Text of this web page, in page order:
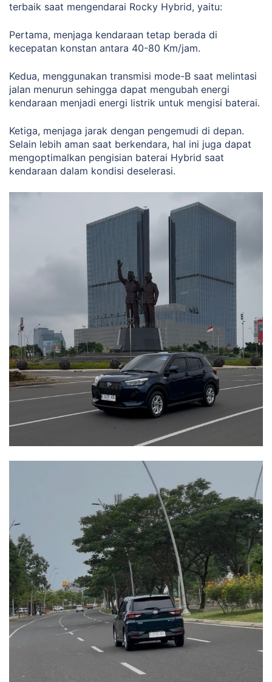
terbaik saat mengendarai Rocky Hybrid, yaitu:
Pertama, menjaga kendaraan tetap berada di
kecepatan konstan antara 40-80 Km/jam.
Kedua, menggunakan transmisi mode-B saat melintasi
jalan menurun sehingga dapat mengubah energi
kendaraan menjadi energi listrik untuk mengisi baterai.
Ketiga, menjaga jarak dengan pengemudi di depan.
Selain lebih aman saat berkendara, hal ini juga dapat
mengoptimalkan pengisian baterai Hybrid saat
kendaraan dalam kondisi deselerasi.